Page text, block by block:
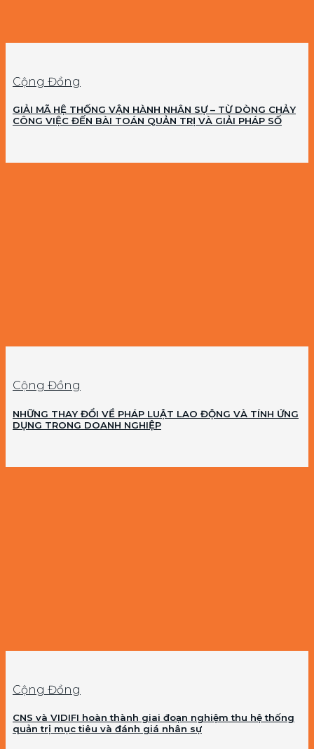
Cộng Đồng
GIẢI MÃ HỆ THỐNG VẬN HÀNH NHÂN SỰ – TỪ DÒNG CHẢY
CÔNG VIỆC ĐẾN BÀI TOÁN QUẢN TRỊ VÀ GIẢI PHÁP SỐ
Cộng Đồng
NHỮNG THAY ĐỔI VỀ PHÁP LUẬT LAO ĐỘNG VÀ TÍNH ỨNG
DỤNG TRONG DOANH NGHIỆP
Cộng Đồng
CNS và VIDIFI hoàn thành giai đoạn nghiệm thu hệ thống
quản trị mục tiêu và đánh giá nhân sự